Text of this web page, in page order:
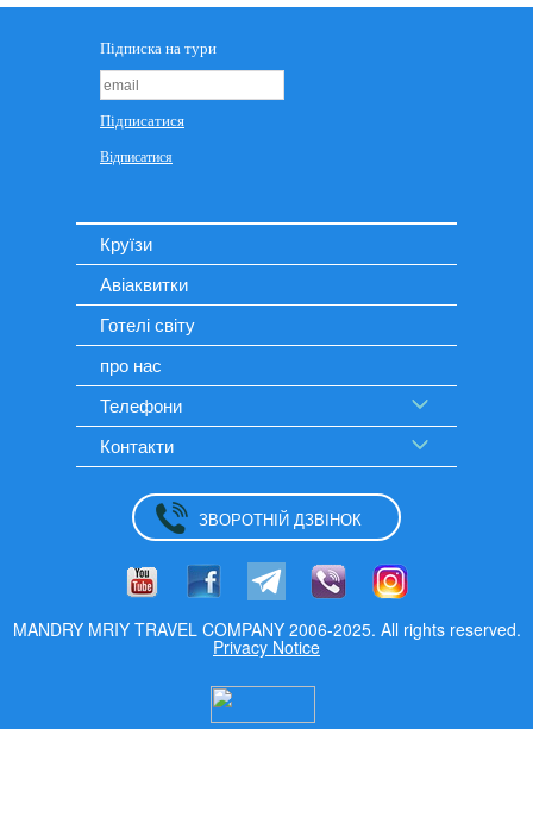
Круїзи
Авіаквитки
Готелі світу
про нас
Телефони
Контакти
ЗВОРОТНІЙ ДЗВІНОК
MANDRY MRIY TRAVEL COMPANY 2006-2025. All rights reserved.
Privacy Notice